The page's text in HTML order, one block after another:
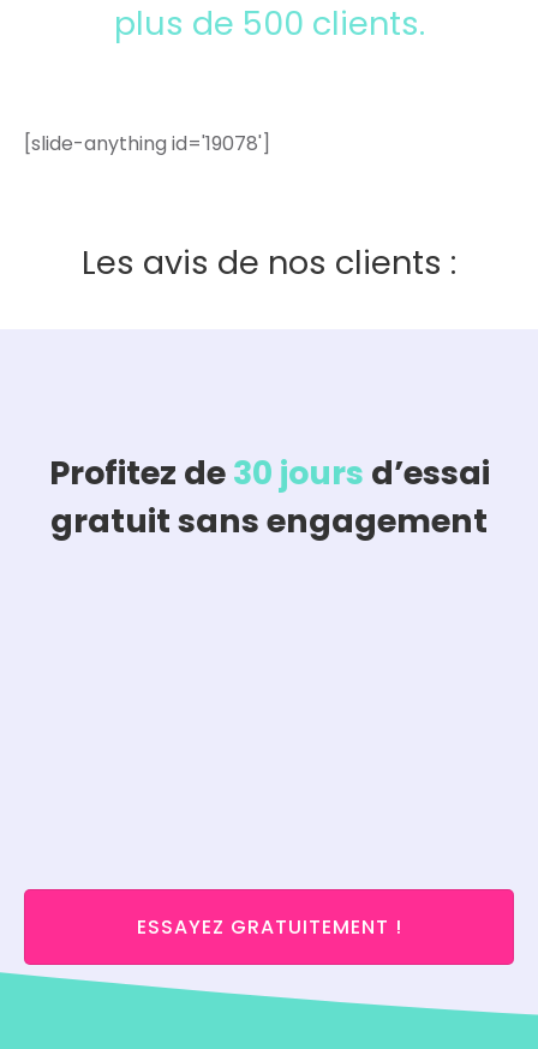
plus de 500 clients.
[slide-anything id='19078']
Les avis de nos clients :
Profitez de30 jours d’essai
gratuit sans engagement
ESSAYEZ GRATUITEMENT !